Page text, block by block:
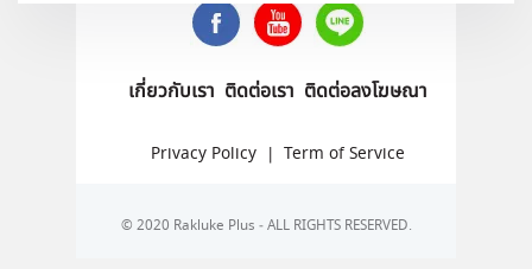
เกี่ยวกับเรา ติดต่อเรา ติดต่อลงโฆษณา
Privacy Policy | Term of Service
© 2020 Rakluke Plus - ALL RIGHTS RESERVED.